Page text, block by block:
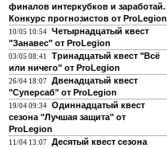
финалов интеркубков и заработай.
Конкурс прогнозистов от ProLegion
10/05 10:54 Четырнадцатый квест
"Занавес" от ProLegion
03/05 08:41
Тринадцатый квест "Всё
или ничего" от ProLegion
26/04 18:07 Двенадцатый квест
"Суперсаб" от ProLegion
19/04 09:34 Одиннадцатый квест
сезона "Лучшая защита" от
ProLegion
11/04 13:07 Десятый квест сезона